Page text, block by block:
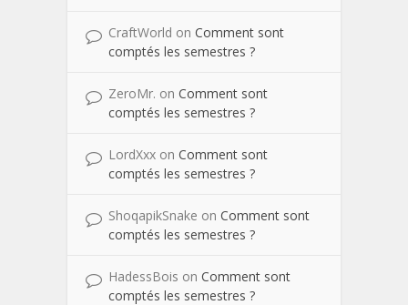
CraftWorld on Comment sont
comptés les semestres ?
ZeroMr. on Comment sont
comptés les semestres ?
LordXxx on Comment sont
comptés les semestres ?
ShoqapikSnake on Comment sont
comptés les semestres ?
HadessBois on Comment sont
comptés les semestres ?